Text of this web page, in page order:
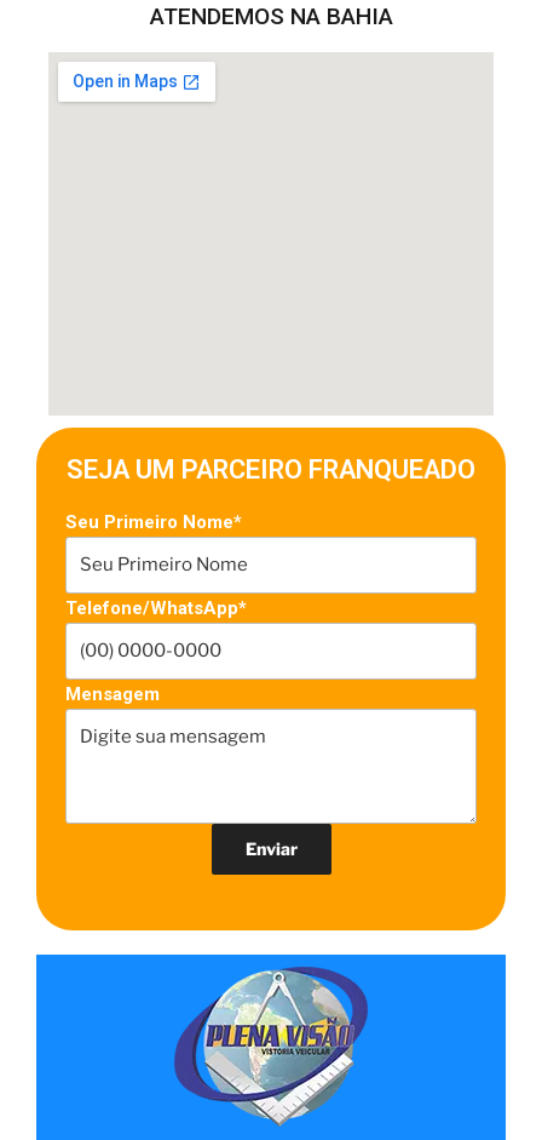
ATENDEMOS NA BAHIA
SEJA UM PARCEIRO FRANQUEADO
Seu Primeiro Nome*
Telefone/WhatsApp*
Mensagem